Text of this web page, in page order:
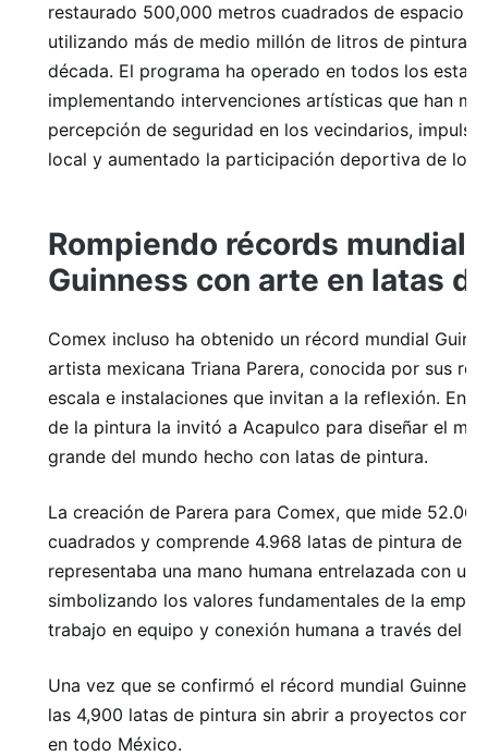
restaurado 500,000 metros cuadrados de espacio
utilizando más de medio millón de litros de pintura
década. El programa ha operado en todos los
implementando intervenciones artísticas que han
percepción de seguridad en los vecindarios,
local y aumentado la participación deportiva de los
Rompiendo récords
Guinness con arte en latas
Comex incluso ha obtenido un récord mundial
artista mexicana Triana Parera, conocida por sus
escala e instalaciones que invitan a la reflexión. En
de la pintura la invitó a Acapulco para diseñar el
grande del mundo hecho con latas de pintura.
La creación de Parera para Comex, que mide
cuadrados y comprende 4.968 latas de pintura de
representaba una mano humana entrelazada con
simbolizando los valores fundamentales de la
trabajo en equipo y conexión humana a través del
Una vez que se confirmó el récord mundial
las 4,900 latas de pintura sin abrir a proyectos
en todo México.